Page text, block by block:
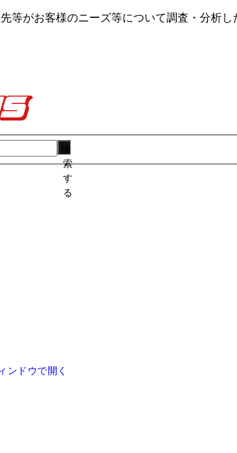
等がお客様のニーズ等について調査・分析
索
す
る
ンドウで開く